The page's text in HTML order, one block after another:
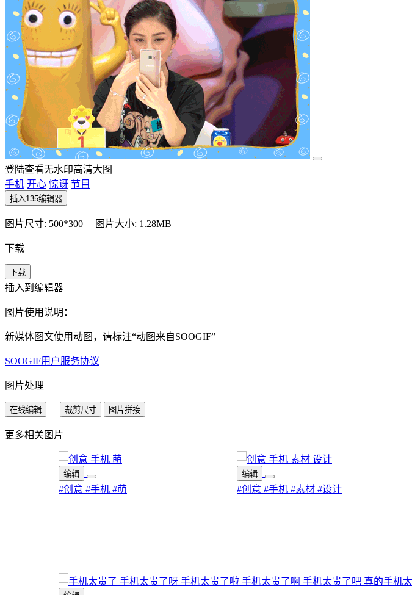
登陆查看无水印高清大图
手机 开心 惊讶 节目
插入135编辑器
图片尺寸: 500*300 图片大小: 1.28MB
下载
下载
插入到编辑器
图片使用说明：
新媒体图文使用动图，请标注“动图来自SOOGIF”
SOOGIF用户服务协议
图片处理
在线编辑 裁剪尺寸 图片拼接
更多相关图片
编辑
#创意 #手机 #萌
编辑
#创意 #手机 #素材 #设计